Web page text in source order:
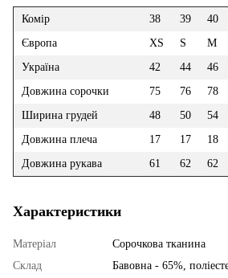
Комір 38 39 40
Європа
XS S M
Україна
42 44 46
Довжина сорочки
75 76 78
Ширина грудей
48 50 54
Довжина плеча
17 17 18
Довжина рукава
61 62 62
Характеристики
Матеріал
Сорочкова тканина
Склад
Бавовна - 65%,